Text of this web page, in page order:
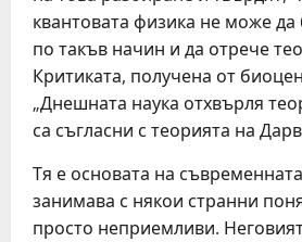
квантовата физика не може
по такъв начин и да отрече
Критиката, получена от
„Днешната наука отхвърля
са съгласни с теорията на
Тя е основата на
занимава с някои странни
просто неприемливи.